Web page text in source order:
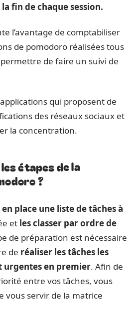
fin de chaque session.
l’avantage de comptabiliser
de pomodoro réalisées tous
de faire un suivi de
qui proposent de
des réseaux sociaux et
la concentration.
étapes de la
?
place une liste de tâches à
et les classer par ordre de
de préparation est nécessaire
de réaliser les tâches les
urgentes en premier. Afin de
entre vos tâches, vous
vous servir de la matrice